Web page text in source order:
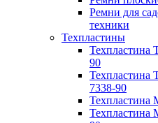
Ремни для
техники
Техпластины
90
7338-90